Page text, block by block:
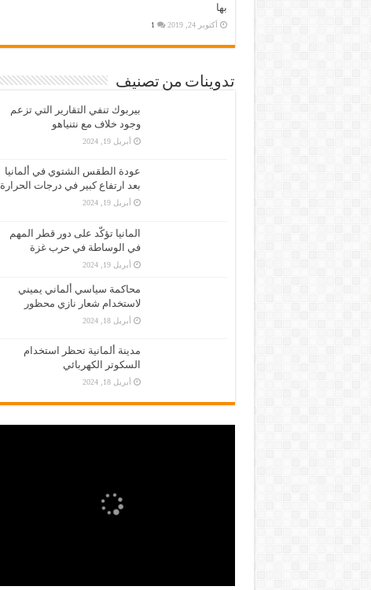
بها
أكتوبر 24, 2019 1
تدوينات من تصنيف
بيربوك تنفي التقارير التي تزعم
وجود خلاف مع نتنياهو
أبريل 19, 2024
عودة الطقس الشتوي في ألمانيا
بعد ارتفاع كبير في درجات الحرارة
أبريل 19, 2024
المانيا تؤكّد على دور قطر المهم
في الوساطة في حرب غزة
أبريل 19, 2024
محاكمة سياسي ألماني يميني
لاستخدام شعار نازي محظور
أبريل 18, 2024
مدينة ألمانية تحظر استخدام
السكوتر الكهربائي
أبريل 18, 2024